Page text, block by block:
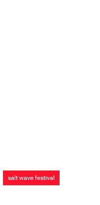
salt wave festival